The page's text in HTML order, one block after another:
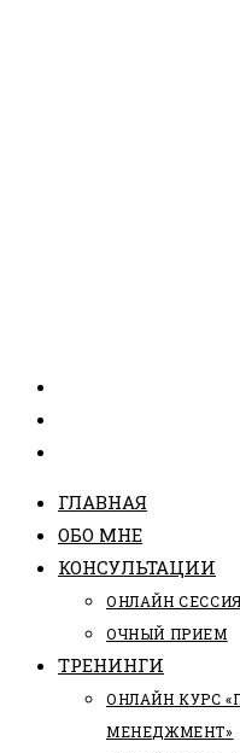
ГЛАВНАЯ
ОБО МНЕ
КОНСУЛЬТАЦИИ
ОНЛАЙН СЕССИЯ
ОЧНЫЙ ПРИЕМ
ТРЕНИНГИ
ОНЛАЙН КУРС
МЕНЕДЖМЕНТ»